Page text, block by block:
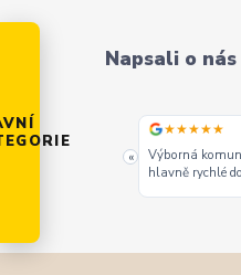
Napsali o nás
«
★★★★★
Výborná
hlavně rychlé